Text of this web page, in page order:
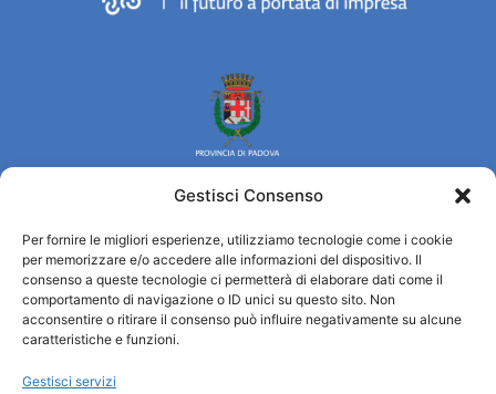
Gestisci Consenso
Per fornire le migliori esperienze, utilizziamo tecnologie come i cookie
per memorizzare e/o accedere alle informazioni del dispositivo. Il
consenso a queste tecnologie ci permetterà di elaborare dati come il
comportamento di navigazione o ID unici su questo sito. Non
acconsentire o ritirare il consenso può influire negativamente su alcune
caratteristiche e funzioni.
Gestisci servizi
Turismo Padova
Chi siamo
Informazioni e Accoglienza Turistica/IAT
Cookie Policy